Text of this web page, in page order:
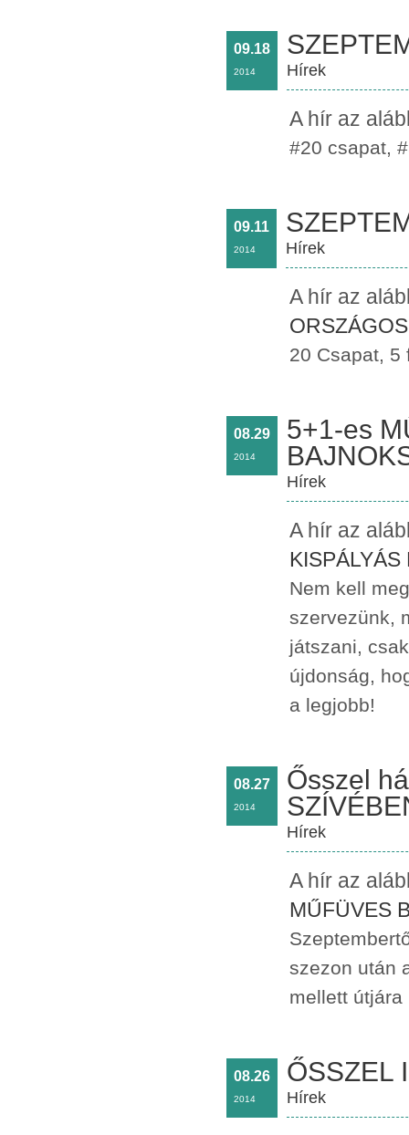
09.18
2014 Hírek
A hír az
#20 csapat,
09.11
2014 Hírek
A hír az
20 Csapat, 5
08.29
2014
5+1-es
Hírek
A hír az
Nem kell
szervezünk,
játszani,
újdonság,
a legjobb!
08.27
2014
Ősszel
Hírek
A hír az
MŰFÜVES
szezon után
mellett
08.26
2014
ŐSSZEL
Hírek